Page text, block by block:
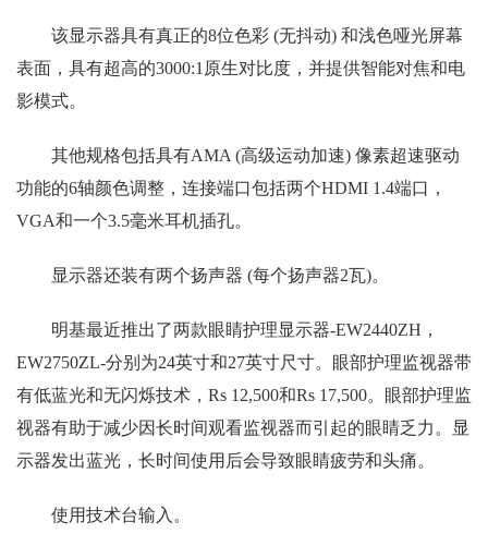
该显示器具有真正的8位色彩 (无抖动) 和浅色哑光屏幕
表面，具有超高的3000:1原生对比度，并提供智能对焦和电
影模式。
其他规格包括具有AMA (高级运动加速) 像素超速驱动
功能的6轴颜色调整，连接端口包括两个HDMI 1.4端口，
VGA和一个3.5毫米耳机插孔。
显示器还装有两个扬声器 (每个扬声器2瓦)。
明基最近推出了两款眼睛护理显示器-EW2440ZH，
EW2750ZL-分别为24英寸和27英寸尺寸。眼部护理监视器带
有低蓝光和无闪烁技术，Rs 12,500和Rs 17,500。眼部护理监
视器有助于减少因长时间观看监视器而引起的眼睛乏力。显
示器发出蓝光，长时间使用后会导致眼睛疲劳和头痛。
使用技术台输入。